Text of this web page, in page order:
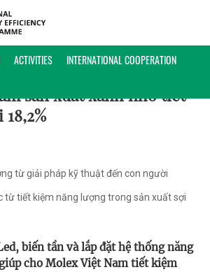
ACTIVITIES
INTERNATIONAL COOPERATION
GMT+7
ĐIỂN HÌNH
sản xuất xanh nhờ tiết
từ giải pháp kỹ thuật đến con người
từ tiết kiệm năng lượng trong sản xuất sợi
biến tần và lắp đặt hệ thống năng
cho Molex Việt Nam tiết kiệm